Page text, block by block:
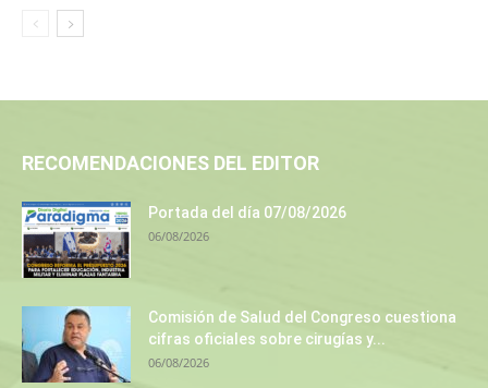
RECOMENDACIONES DEL EDITOR
Portada del día 07/08/2026
06/08/2026
Comisión de Salud del Congreso cuestiona
cifras oficiales sobre cirugías y...
06/08/2026